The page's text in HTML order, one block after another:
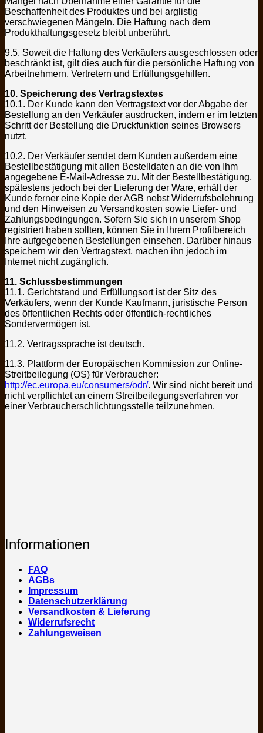
Beschaffenheit des Produktes und bei arglistig
verschwiegenen Mängeln. Die Haftung nach dem
Produkthaftungsgesetz bleibt unberührt.
9.5. Soweit die Haftung des Verkäufers ausgeschlossen oder
beschränkt ist, gilt dies auch für die persönliche Haftung von
Arbeitnehmern, Vertretern und Erfüllungsgehilfen.
10. Speicherung des Vertragstextes
10.1. Der Kunde kann den Vertragstext vor der Abgabe der
Bestellung an den Verkäufer ausdrucken, indem er im letzten
Schritt der Bestellung die Druckfunktion seines Browsers
nutzt.
10.2. Der Verkäufer sendet dem Kunden außerdem eine
Bestellbestätigung mit allen Bestelldaten an die von Ihm
angegebene E-Mail-Adresse zu. Mit der Bestellbestätigung,
spätestens jedoch bei der Lieferung der Ware, erhält der
Kunde ferner eine Kopie der AGB nebst Widerrufsbelehrung
und den Hinweisen zu Versandkosten sowie Liefer- und
Zahlungsbedingungen. Sofern Sie sich in unserem Shop
registriert haben sollten, können Sie in Ihrem Profilbereich
Ihre aufgegebenen Bestellungen einsehen. Darüber hinaus
speichern wir den Vertragstext, machen ihn jedoch im
Internet nicht zugänglich.
11. Schlussbestimmungen
11.1. Gerichtstand und Erfüllungsort ist der Sitz des
Verkäufers, wenn der Kunde Kaufmann, juristische Person
des öffentlichen Rechts oder öffentlich-rechtliches
Sondervermögen ist.
11.2. Vertragssprache ist deutsch.
11.3. Plattform der Europäischen Kommission zur Online-
Streitbeilegung (OS) für Verbraucher:
http://ec.europa.eu/consumers/odr/. Wir sind nicht bereit und
nicht verpflichtet an einem Streitbeilegungsverfahren vor
einer Verbraucherschlichtungsstelle teilzunehmen.
Informationen
FAQ
AGBs
Impressum
Datenschutzerklärung
Versandkosten & Lieferung
Widerrufsrecht
Zahlungsweisen